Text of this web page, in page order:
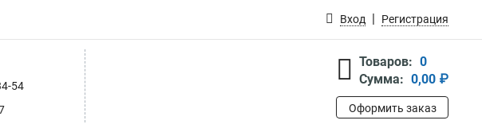
Вход Регистрация
54
Товаров: 0
Сумма: 0,00 ₽
Оформить заказ